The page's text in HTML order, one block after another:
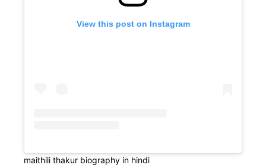
View this post on Instagram
maithili thakur biography in hindi